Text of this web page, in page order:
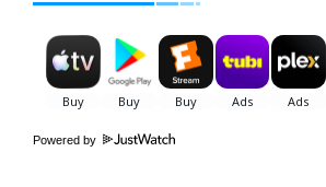
Powered by